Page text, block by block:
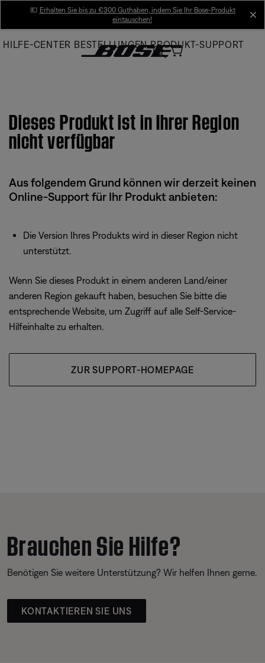
Main
💶 Erhalten Sie bis zu €300 Guthaben, indem Sie Ihr Bose-Produkt
eintauschen!
HILFE-CENTER BESTELLUNGEN PRODUKT-SUPPORT
Dieses Produkt ist in Ihrer Region
nicht verfügbar
Aus folgendem Grund können wir derzeit keinen
Online-Support für Ihr Produkt anbieten:
Die Version Ihres Produkts wird in dieser Region nicht
unterstützt.
Wenn Sie dieses Produkt in einem anderen Land/einer
anderen Region gekauft haben, besuchen Sie bitte die
entsprechende Website, um Zugriff auf alle Self-Service-
Hilfeinhalte zu erhalten.
ZUR SUPPORT-HOMEPAGE
Brauchen Sie Hilfe?
Benötigen Sie weitere Unterstützung? Wir helfen Ihnen gerne.
KONTAKTIEREN SIE UNS